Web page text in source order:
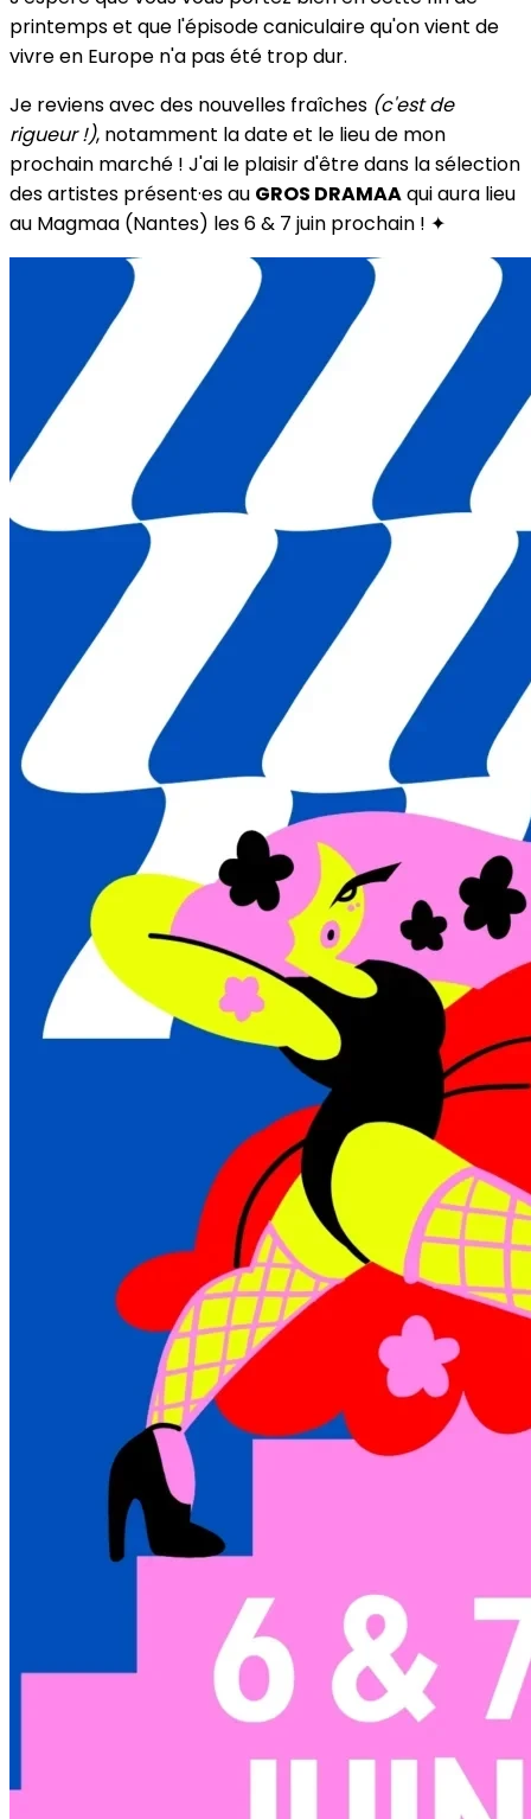
printemps et que l'épisode caniculaire qu'on vient de
vivre en Europe n'a pas été trop dur.
Je reviens avec des nouvelles fraîches (c'est de
rigueur !), notamment la date et le lieu de mon
prochain marché ! J'ai le plaisir d'être dans la sélection
des artistes présent·es au GROS DRAMAAqui aura lieu
au Magmaa (Nantes) les 6 & 7 juin prochain ! ✦